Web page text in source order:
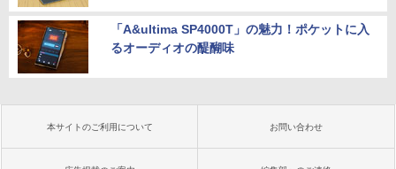
「A&ultima SP4000T」の魅力！ポケットに入
るオーディオの醍醐味
本サイトのご利用について お問い合わせ